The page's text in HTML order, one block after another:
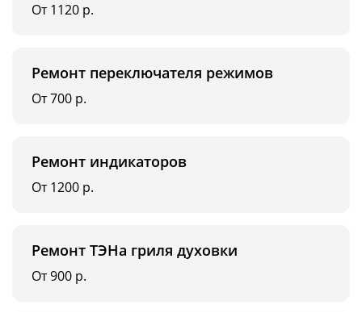
От 1120 р.
Ремонт переключателя режимов
От 700 р.
Ремонт индикаторов
От 1200 р.
Ремонт ТЭНа гриля духовки
От 900 р.